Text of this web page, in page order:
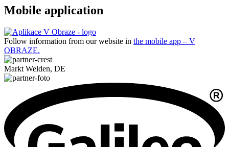
Mobile application
Follow information from our website in the mobile app – V
OBRAZE.
Markt Welden, DE